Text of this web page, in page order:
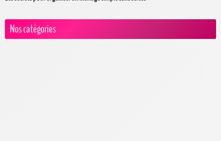
Nos catégories